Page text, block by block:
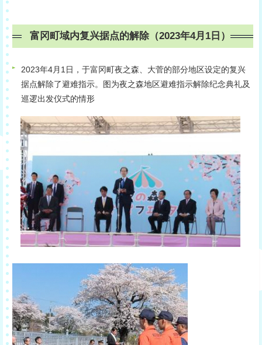
富冈町域内复兴据点的解除（2023年4月1日）
2023年4月1日，于富冈町夜之森、大菅的部分地区设定的复兴
据点解除了避难指示。图为夜之森地区避难指示解除纪念典礼及
巡逻出发仪式的情形